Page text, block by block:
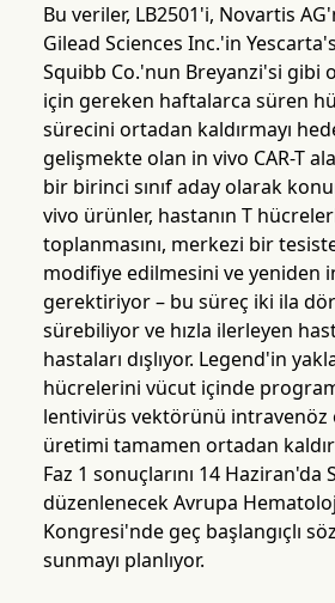
Bu veriler, LB2501'i, Novartis
Gilead Sciences Inc.'in
Squibb Co.'nun Breyanzi'si gibi
için gereken haftalarca süren
sürecini ortadan kaldırmayı
gelişmekte olan in vivo CAR-T
bir birinci sınıf aday olarak
vivo ürünler, hastanın T
toplanmasını, merkezi bir
modifiye edilmesini ve yeniden
gerektiriyor – bu süreç iki ila
sürebiliyor ve hızla ilerleyen
hastaları dışlıyor. Legend'in
hücrelerini vücut içinde
lentivirüs vektörünü intravenöz
üretimi tamamen ortadan
Faz 1 sonuçlarını 14
düzenlenecek Avrupa
Kongresi'nde geç başlangıçlı
sunmayı planlıyor.